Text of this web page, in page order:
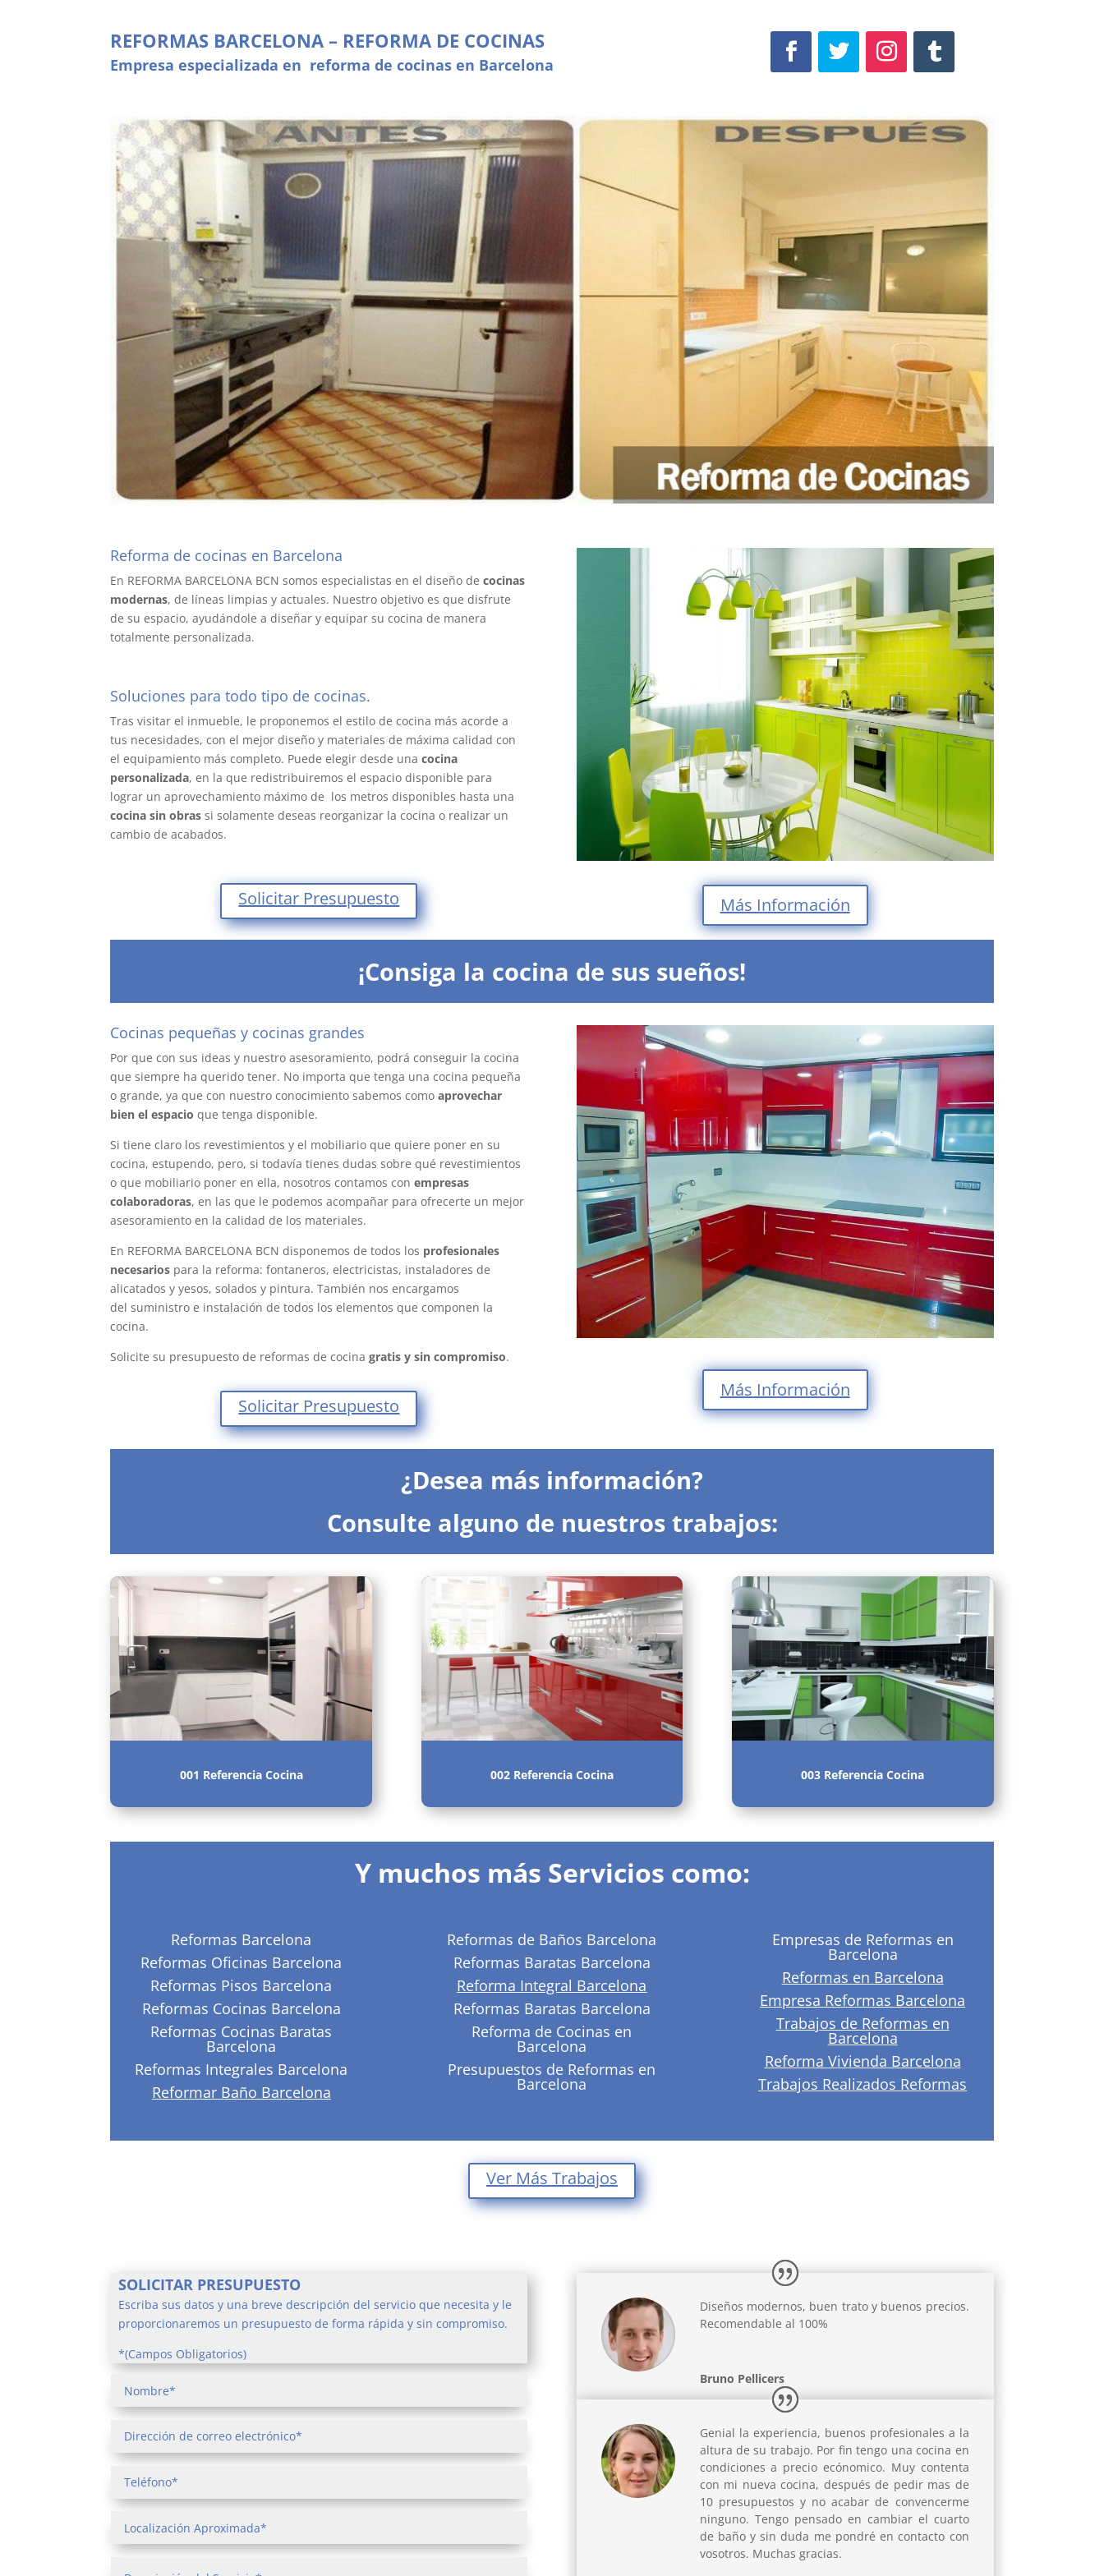
REFORMAS BARCELONA – REFORMA DE COCINAS
Empresa especializada en reforma de cocinas en Barcelona
Reforma de cocinas en Barcelona
En REFORMA BARCELONA BCN somos especialistas en el diseño decocinas
modernas, de líneas limpias y actuales. Nuestro objetivo es que disfrute
de su espacio, ayudándole a diseñar y equipar su cocina de manera
totalmente personalizada.
Soluciones para todo tipo de cocinas.
Tras visitar el inmueble, le proponemos el estilo de cocina más acorde a
tus necesidades, con el mejor diseño y materiales de máxima calidad con
el equipamiento más completo. Puede elegir desde unacocina
personalizada, en la que redistribuiremos el espacio disponible para
lograr un aprovechamiento máximo de los metros disponibles hasta una
cocina sin obras si solamente deseas reorganizar la cocina o realizar un
cambio de acabados.
Solicitar Presupuesto Más Información
¡Consiga la cocina de sus sueños!
Cocinas pequeñas y cocinas grandes
Por que con sus ideas y nuestro asesoramiento, podrá conseguir la cocina
que siempre ha querido tener. No importa que tenga una cocina pequeña
o grande, ya que con nuestro conocimiento sabemos comoaprovechar
bien el espacio que tenga disponible.
Si tiene claro los revestimientos y el mobiliario que quiere poner en su
cocina, estupendo, pero, si todavía tienes dudas sobre qué revestimientos
o que mobiliario poner en ella, nosotros contamos conempresas
colaboradoras, en las que le podemos acompañar para ofrecerte un mejor
asesoramiento en la calidad de los materiales.
En REFORMA BARCELONA BCN disponemos de todos los profesionales
necesarios para la reforma: fontaneros, electricistas, instaladores de
alicatados y yesos, solados y pintura. También nos encargamos
del suministro e instalación de todos los elementos que componen la
cocina.
Solicite su presupuesto de reformas de cocinagratis y sin compromiso.
Solicitar Presupuesto
Más Información
¿Desea más información?
Consulte alguno de nuestros trabajos:
001 Referencia Cocina 002 Referencia Cocina 003 Referencia Cocina
Y muchos más Servicios como:
Reformas Barcelona
Reformas Oficinas Barcelona
Reformas Pisos Barcelona
Reformas Cocinas Barcelona
Reformas Cocinas Baratas
Barcelona
Reformas Integrales Barcelona
Reformar Baño Barcelona
Reformas de Baños Barcelona
Reformas Baratas Barcelona
Reforma Integral Barcelona
Reformas Baratas Barcelona
Reforma de Cocinas en
Barcelona
Presupuestos de Reformas en
Barcelona
Empresas de Reformas en
Barcelona
Reformas en Barcelona
Empresa Reformas Barcelona
Trabajos de Reformas en
Barcelona
Reforma Vivienda Barcelona
Trabajos Realizados Reformas
Ver Más Trabajos
SOLICITAR PRESUPUESTO
Escriba sus datos y una breve descripción del servicio que necesita y le
proporcionaremos un presupuesto de forma rápida y sin compromiso.
*(Campos Obligatorios)
Diseños modernos, buen trato y buenos precios.
Recomendable al 100%
Bruno Pellicers
Genial la experiencia, buenos profesionales a la
altura de su trabajo. Por fin tengo una cocina en
condiciones a precio ecónomico. Muy contenta
con mi nueva cocina, después de pedir mas de
10 presupuestos y no acabar de convencerme
ninguno. Tengo pensado en cambiar el cuarto
de baño y sin duda me pondré en contacto con
vosotros. Muchas gracias.